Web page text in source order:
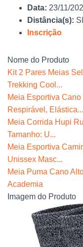
Data: 23/11/
Distância(s):
Inscrição
Nome do Produto
Kit 2 Pares Meias
Trekking Cool...
Meia Esportiva
Respirável, Elástica...
Meia Corrida Hupi
Tamanho: U...
Meia Esportiva
Unissex Masc...
Meia Puma Cano
Academia
Imagem do Produto